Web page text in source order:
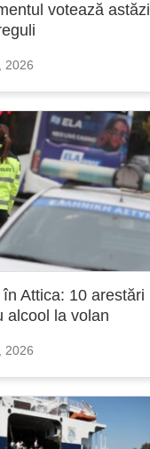
votează astăzi
2026
în Attica: 10 arestări
alcool la volan
2026